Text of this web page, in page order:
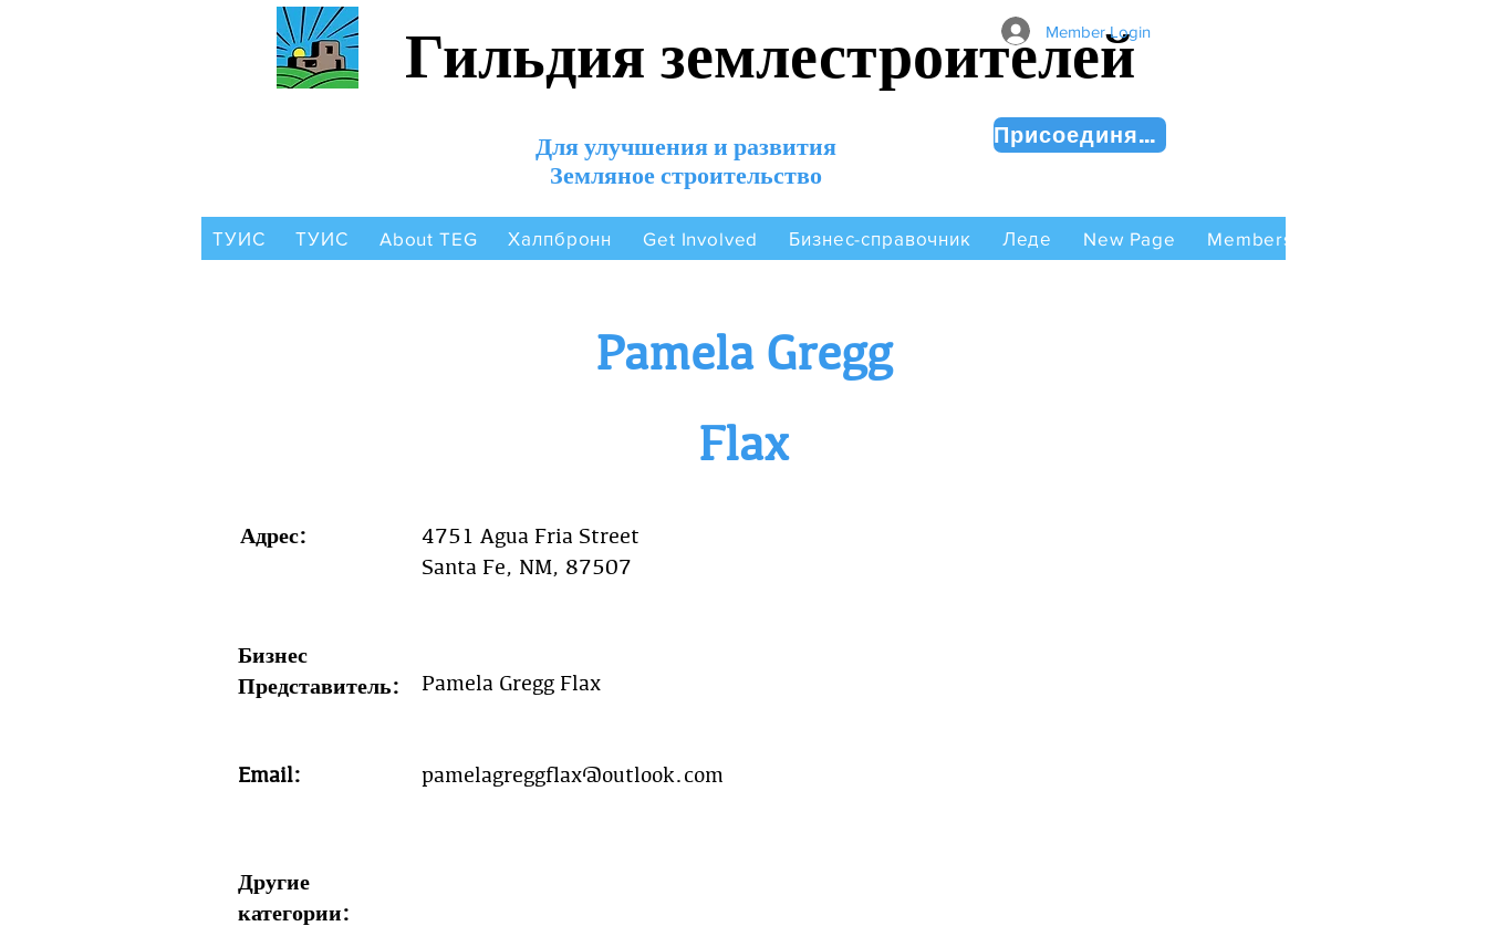
Гильдия землестроителей
Member Login
Для улучшения и развития
Земляное строительство
Присоединяйся сейчас!
ТУИС ТУИС About TEG Халпбронн Get Involved Бизнес-справочник Леде New Page Members
Адрес:
Pamela Gregg
Flax
4751 Agua Fria Street
Santa Fe, NM, 87507
Pamela Gregg Flax
Бизнес
Представитель:
Email: pamelagreggflax@outlook.com
Другие
категории: